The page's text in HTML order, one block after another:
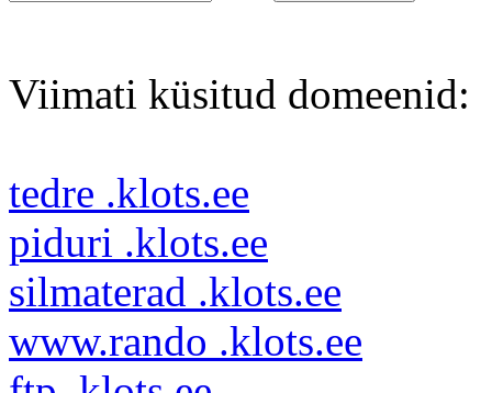
Viimati küsitud domeenid:
tedre .klots.ee
piduri .klots.ee
silmaterad .klots.ee
www.rando .klots.ee